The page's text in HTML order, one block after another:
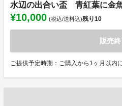
水辺の出合い盃 青紅葉に金
¥10,000 (税込/送料込)残り10
販売終
ご提供予定時期：ご購入から1ヶ月以内